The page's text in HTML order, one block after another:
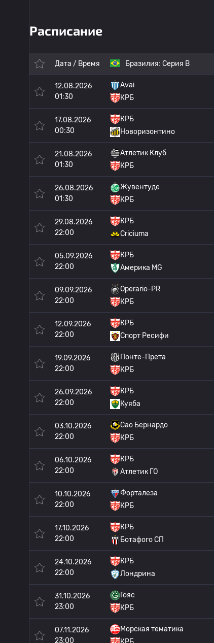
Расписание
Дата / Время Бразилия: Серия B
12.08.2026
01:30
Avai
КРБ
17.08.2026
00:30
КРБ
Новоризонтино
21.08.2026
01:30
Атлетик Клуб
КРБ
26.08.2026
01:30
Жувентуде
КРБ
29.08.2026
22:00
КРБ
Criciuma
05.09.2026
22:00
КРБ
Америка MG
09.09.2026
22:00
Operario-PR
КРБ
12.09.2026
22:00
КРБ
Спорт Ресифи
19.09.2026
22:00
Понте-Прета
КРБ
26.09.2026
22:00
КРБ
Куяба
03.10.2026
22:00
Сао Бернардо
КРБ
06.10.2026
22:00
КРБ
Атлетик ГО
10.10.2026
22:00
Форталеза
КРБ
17.10.2026
22:00
КРБ
Ботафого СП
24.10.2026
22:00
КРБ
Лондрина
31.10.2026
23:00
Гояс
КРБ
07.11.2026
23:00
Морская тематика